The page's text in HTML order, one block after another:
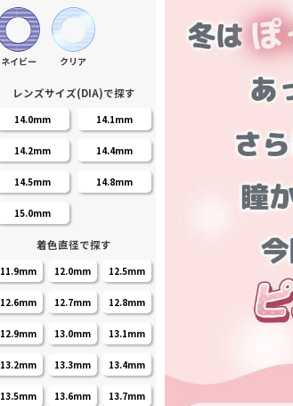
ネイビー クリア
レンズサイズ(DIA)で探す
14.0mm 14.1mm
14.2mm 14.4mm
14.5mm 14.8mm
15.0mm
着色直径で探す
11.9mm 12.0mm 12.5mm
12.6mm 12.7mm 12.8mm
12.9mm 13.0mm 13.1mm
13.2mm 13.3mm 13.4mm
13.5mm 13.6mm 13.7mm